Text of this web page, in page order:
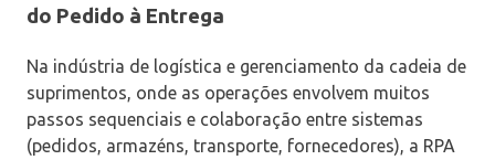
do Pedido à Entrega
Na indústria de logística e gerenciamento da cadeia de
suprimentos, onde as operações envolvem muitos
passos sequenciais e colaboração entre sistemas
(pedidos, armazéns, transporte, fornecedores), a RPA